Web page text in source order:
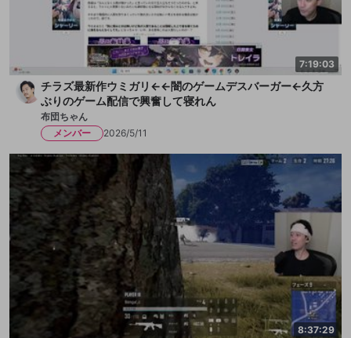
7:19:03
チラズ最新作ウミガリ←←闇のゲームデスバーガー←久方
ぶりのゲーム配信で興奮して寝れん
布団ちゃん
メンバー
2026/5/11
8:37:29